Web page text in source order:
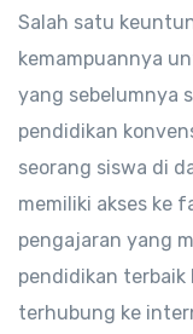
Salah satu
kemampuannya
yang sebelumnya
pendidikan
seorang siswa di
memiliki akses ke
pengajaran yang
pendidikan
terhubung ke